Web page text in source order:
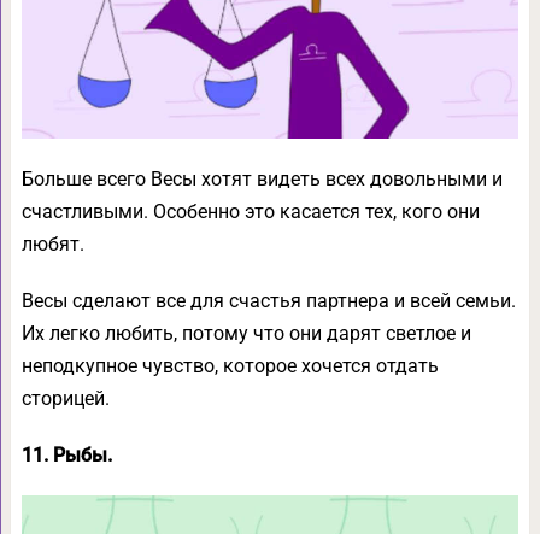
Больше всего Весы хотят видеть всех довольными и
счастливыми. Особенно это касается тех, кого они
любят.
Весы сделают все для счастья партнера и всей семьи.
Их легко любить, потому что они дарят светлое и
неподкупное чувство, которое хочется отдать
сторицей.
11. Рыбы.